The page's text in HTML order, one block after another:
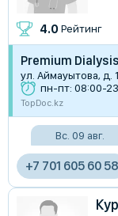
4.0 Рейтинг
Premium
ул. Аймауытова,
пн-пт: 08:00-
TopDoc.kz
Вс. 09 авг.
+7 701 605 60 58